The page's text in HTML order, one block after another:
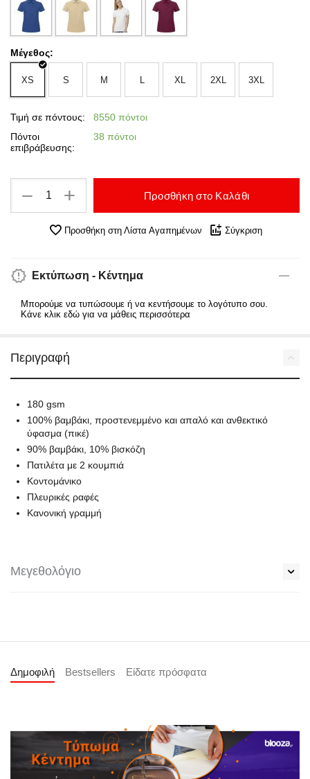
Μέγεθος:
XS S M L XL 2XL 3XL
Τιμή σε πόντους:
8550 πόντοι
Πόντοι
επιβράβευσης:
38 πόντοι
+
− Προσθήκη στο Καλάθι
Προσθήκη στη Λίστα Αγαπημένων Σύγκριση
Εκτύπωση - Κέντημα
Μπορούμε να τυπώσουμε ή να κεντήσουμε το λογότυπο σου.
Κάνε κλικ εδώ για να μάθεις περισσότερα
Περιγραφή
180 gsm
100% βαμβάκι, προστενεμμένο και απαλό και ανθεκτικό
ύφασμα (πικέ)
90% βαμβάκι, 10% βισκόζη
Πατιλέτα με 2 κουμπιά
Κοντομάνικο
Πλευρικές ραφές
Κανονική γραμμή
Μεγεθολόγιο
Δημοφιλή Bestsellers Είδατε πρόσφατα